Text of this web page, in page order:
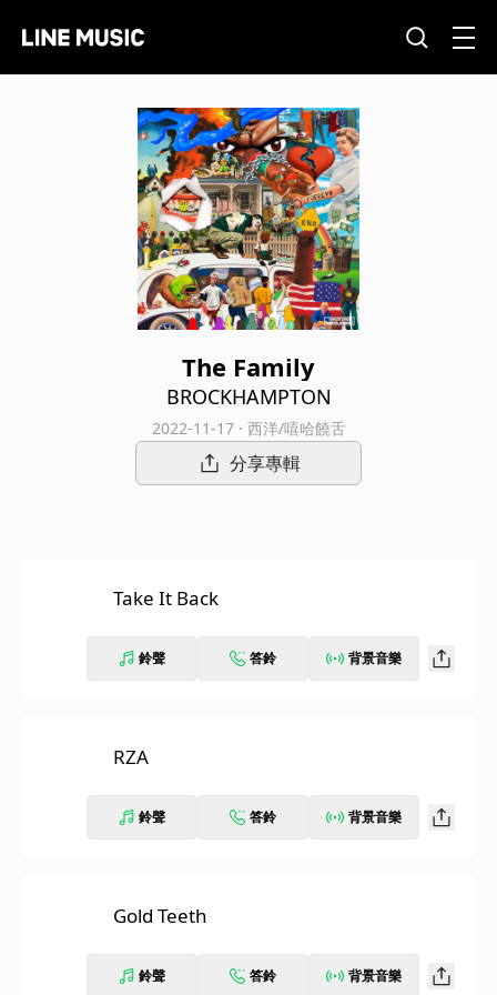
The Family
BROCKHAMPTON
2022-11-17 · 西洋/嘻哈饒舌
分享專輯
Take It Back
鈴聲 答鈴 背景音樂
RZA
鈴聲 答鈴 背景音樂
Gold Teeth
鈴聲 答鈴 背景音樂